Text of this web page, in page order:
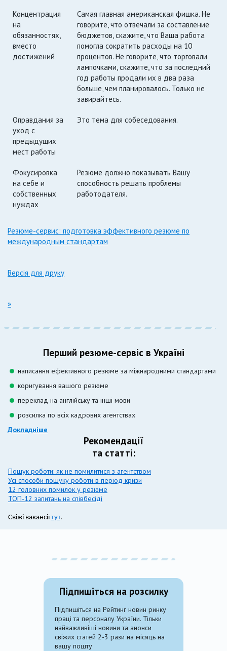
Концентрация
на
обязанностях,
вместо
достижений
Самая главная американская фишка. Не
говорите, что отвечали за составление
бюджетов, скажите, что Ваша работа
помогла сократить расходы на 10
процентов. Не говорите, что торговали
лампочками, скажите, что за последний
год работы продали их в два раза
больше, чем планировалось. Только не
завирайтесь.
Оправдания за
уход с
предыдущих
мест работы
Это тема для собеседования.
Фокусировка
на себе и
собственных
нуждах
Резюме должно показывать Вашу
способность решать проблемы
работодателя.
Резюме-сервис: подготовка эффективного резюме по
международным стандартам
Версія для друку
»
Перший резюме-сервіс в Україні
написання ефективного резюме за міжнародними стандартами
коригування вашого резюме
переклад на англійську та інші мови
розсилка по всіх кадрових агентствах
Докладніше
Рекомендації
та статті:
Пошук роботи: як не помилитися з агентством
Усі способи пошуку роботи в період кризи
12 головних помилок у резюме
ТОП-12 запитань на співбесіді
Свіжі вакансіїтут.
Підпишіться на розсилку
Підпишіться на Рейтинг новин ринку
праці та персоналу України. Тільки
найважливіші новини та анонси
свіжих статей 2-3 рази на місяць на
вашу пошту